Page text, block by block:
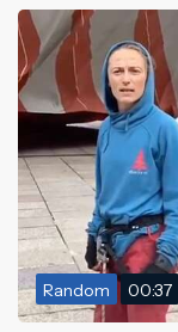
Random 00:37